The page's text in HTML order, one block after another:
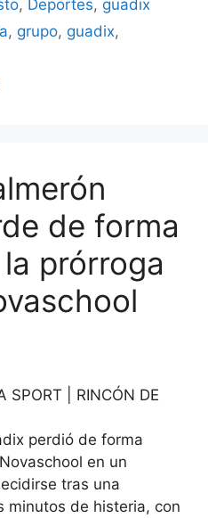
, Deportes, guadix
, grupo, guadix,
de forma
prórroga
SPORT | RINCÓN DE
perdió de forma
en un
tras una
minutos de histeria, con